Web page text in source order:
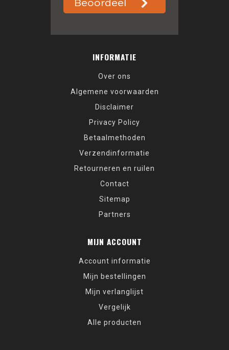
INFORMATIE
Over ons
Algemene voorwaarden
Disclaimer
Privacy Policy
Betaalmethoden
Verzendinformatie
Retourneren en ruilen
Contact
Sitemap
Partners
MIJN ACCOUNT
Account informatie
Mijn bestellingen
Mijn verlanglijst
Vergelijk
Alle producten